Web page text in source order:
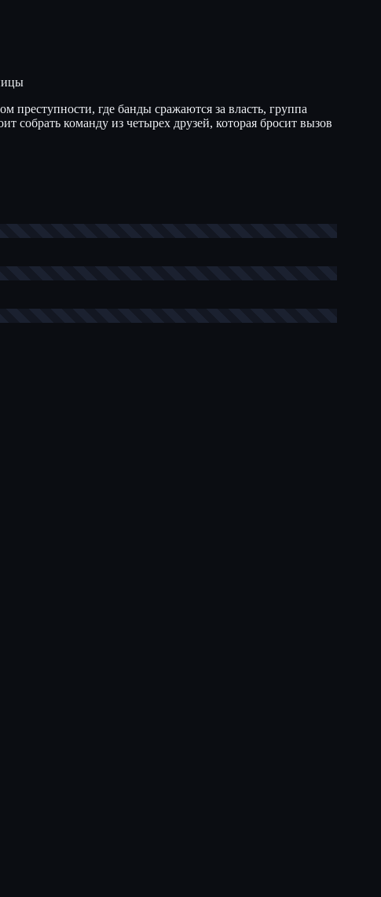
где банды сражаются за власть, группа
собрать команду из четырех друзей, которая бросит вызов